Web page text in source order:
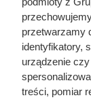
przetwarzamy
identyfikatory,
urządzenie
treści, pomiar